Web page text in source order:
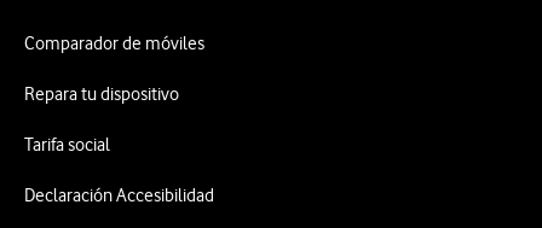
Comparador de móviles
Repara tu dispositivo
Tarifa social
Declaración Accesibilidad